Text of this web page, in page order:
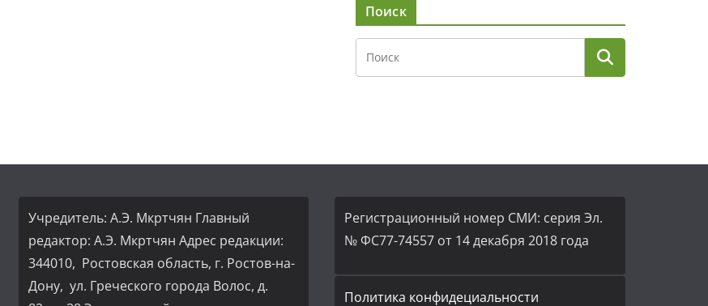
Поиск
Учредитель: А.Э. Мкртчян Главный
редактор: А.Э. Мкртчян Адрес редакции:
344010, Ростовская область, г. Ростов-на-
Дону, ул. Греческого города Волос, д.
Регистрационный номер СМИ: серия Эл.
№ ФС77-74557 от 14 декабря 2018 года
Политика конфидециальности